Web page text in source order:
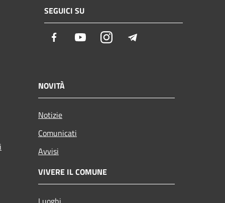
SEGUICI SU
Facebook YoutubeInstagram
NOVITÀ
Notizie
Comunicati
Avvisi
VIVERE IL COMUNE